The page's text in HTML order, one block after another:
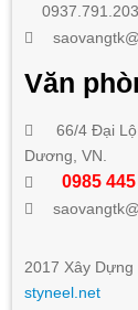
0937.791.203
Văn
66/4 Đại
Dương, VN.
0985
2017 Xây
styneel.net